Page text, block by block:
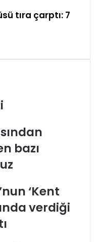
tıra çarptı: 7
bazı
‘Kent
verdiği